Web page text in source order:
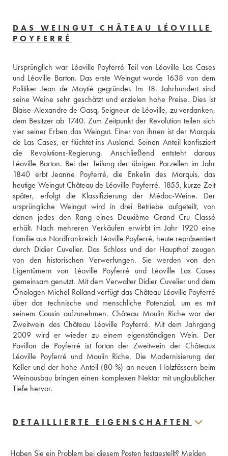
DAS WEINGUT CHÂTEAU LÉOVILLE
POYFERRÉ
Ursprünglich war Léoville Poyferré Teil von Léoville Las Cases
und Léoville Barton. Das erste Weingut wurde 1638 von dem
Politiker Jean de Moytié gegründet. Im 18. Jahrhundert sind
seine Weine sehr geschätzt und erzielen hohe Preise. Dies ist
Blaise-Alexandre de Gasq, Seigneur de Léoville, zu verdanken,
dem Besitzer ab 1740. Zum Zeitpunkt der Revolution teilen sich
vier seiner Erben das Weingut. Einer von ihnen ist der Marquis
de Las Cases, er flüchtet ins Ausland. Seinen Anteil konfisziert
die Revolutions-Regierung. Anschließend entsteht daraus
Léoville Barton. Bei der Teilung der übrigen Parzellen im Jahr
1840 erbt Jeanne Poyferré, die Enkelin des Marquis, das
heutige Weingut Château de Léoville Poyferré. 1855, kurze Zeit
später, erfolgt die Klassifizierung der Médoc-Weine. Der
ursprüngliche Weingut wird in drei Betriebe aufgeteilt, von
denen jedes den Rang eines Deuxième Grand Cru Classé
erhält. Nach mehreren Verkäufen erwirbt im Jahr 1920 eine
Familie aus Nordfrankreich Léoville Poyferré, heute repräsentiert
durch Didier Cuvelier. Das Schloss und der Haupthof zeugen
von den historischen Verwerfungen. Sie werden von den
Eigentümern von Léoville Poyferré und Léoville Las Cases
gemeinsam genutzt. Mit dem Verwalter Didier Cuvelier und dem
Önologen Michel Rolland verfügt das Château Léoville Poyferré
über das technische und menschliche Potenzial, um es mit
seinem Cousin aufzunehmen. Château Moulin Riche war der
Zweitwein des Château Léoville Poyferré. Mit dem Jahrgang
2009 wird er wieder zu einem eigenständigen Wein. Der
Pavillon de Poyferré ist fortan der Zweitwein der Châteaux
Léoville Poyferré und Moulin Riche. Die Modernisierung der
Keller und der hohe Anteil (80 %) an neuen Holzfässern beim
Weinausbau bringen einen komplexen Nektar mit unglaublicher
Tiefe hervor.
DETAILLIERTE EIGENSCHAFTEN
Haben Sie ein Problem bei diesem Posten festgestellt? Melden